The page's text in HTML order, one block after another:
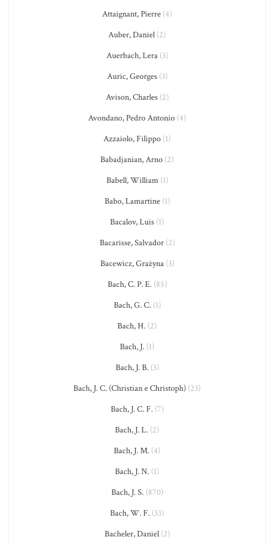
Attaignant, Pierre (4)
Auber, Daniel (2)
Auerbach, Lera(3)
Auric, Georges(3)
Avison, Charles(2)
Avondano, Pedro Antonio (4)
Azzaiolo, Filippo (1)
Babadjanian, Arno (2)
Babell, William(1)
Babo, Lamartine(1)
Bacalov, Luis (1)
Bacarisse, Salvador(2)
Bacewicz, Grażyna(3)
Bach, C. P. E.(85)
Bach, G. C.(1)
Bach, H. (2)
Bach, J. (1)
Bach, J. B.(3)
Bach, J. C. (Christian e Christoph) (23)
Bach, J. C. F.(7)
Bach, J. L. (2)
Bach, J. M. (4)
Bach, J. N. (1)
Bach, J. S.(870)
Bach, W. F. (33)
Bacheler, Daniel(2)